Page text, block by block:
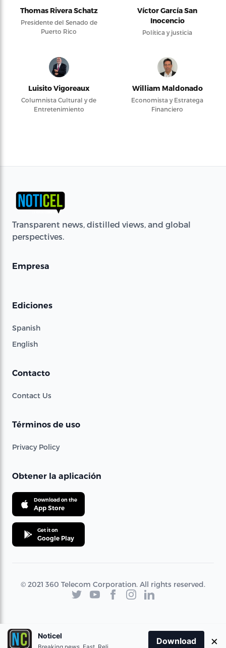
Thomas Rivera Schatz
Presidente del Senado de
Puerto Rico
Víctor García San
Inocencio
Política y justicia
Luisito Vigoreaux
Columnista Cultural y de
Entretenimiento
William Maldonado
Economista y Estratega
Financiero
Transparent news, distilled views, and global
perspectives.
Empresa
Ediciones
Spanish
English
Contacto
Contact Us
Términos de uso
Privacy Policy
Obtener la aplicación
Download on the
App Store
Get it on
Google Play
© 2021 360 Telecom Corporation. All rights reserved.
Noticel
Download ×